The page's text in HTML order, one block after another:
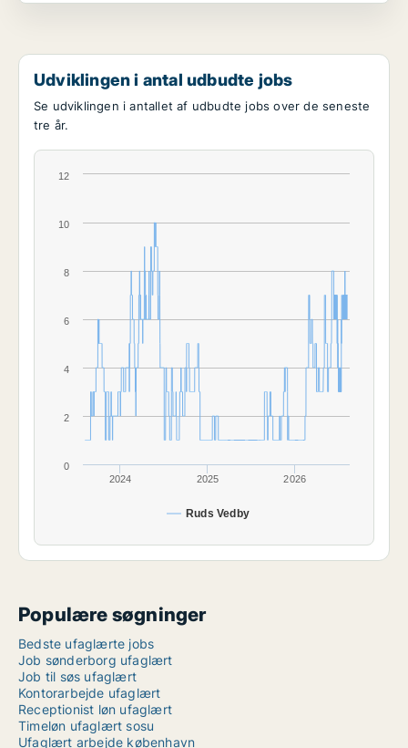
Udviklingen i antal udbudte jobs
Se udviklingen i antallet af udbudte jobs over de seneste
tre år.
Ruds Vedby
2024 2025 2026
0
2
4
6
8
10
12
Populære søgninger
Bedste ufaglærte jobs
Job sønderborg ufaglært
Job til søs ufaglært
Kontorarbejde ufaglært
Receptionist løn ufaglært
Timeløn ufaglært sosu
Ufaglært arbejde københavn